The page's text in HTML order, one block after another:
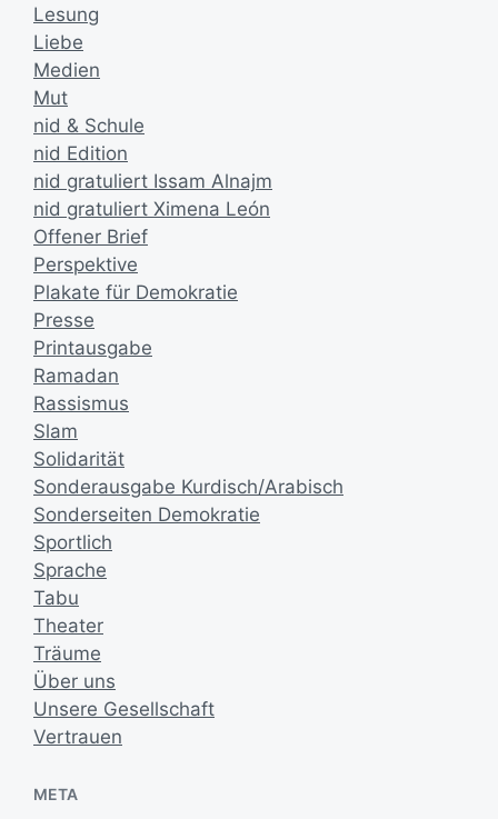
Lesung
Liebe
Medien
Mut
nid & Schule
nid Edition
nid gratuliert Issam Alnajm
nid gratuliert Ximena León
Offener Brief
Perspektive
Plakate für Demokratie
Presse
Printausgabe
Ramadan
Rassismus
Slam
Solidarität
Sonderausgabe Kurdisch/Arabisch
Sonderseiten Demokratie
Sportlich
Sprache
Tabu
Theater
Träume
Über uns
Unsere Gesellschaft
Vertrauen
META